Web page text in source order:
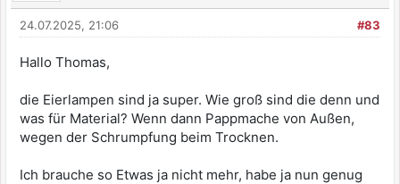
#83
24.07.2025, 21:06
Hallo Thomas,
die Eierlampen sind ja super. Wie groß sind die denn und
was für Material? Wenn dann Pappmache von Außen,
wegen der Schrumpfung beim Trocknen.
Ich brauche so Etwas ja nicht mehr, habe ja nun genug